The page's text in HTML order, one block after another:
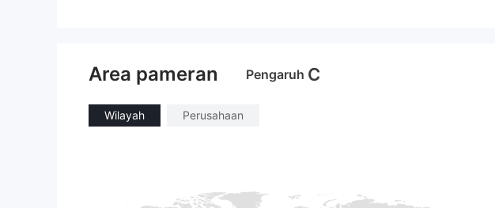
Area pameran Pengaruh C
Wilayah Perusahaan